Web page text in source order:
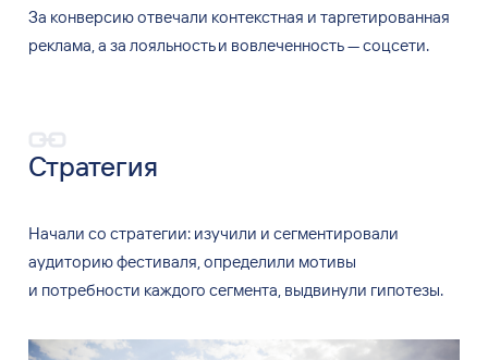
За конверсию отвечали контекстная и таргетированная
реклама, а за лояльность и вовлеченность—соцсети.
Стратегия
Начали со стратегии: изучили и сегментировали
аудиторию фестиваля, определили мотивы
и потребности каждого сегмента, выдвинули гипотезы.